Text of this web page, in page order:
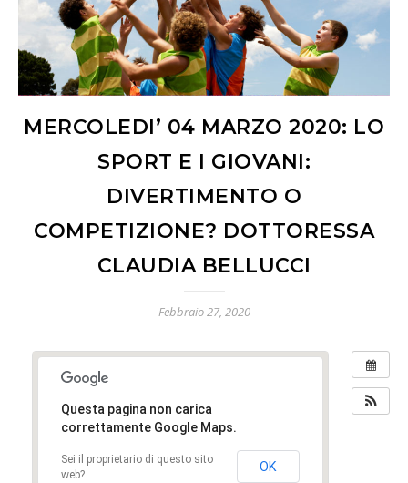
MERCOLEDI’ 04 MARZO 2020: LO
SPORT E I GIOVANI:
DIVERTIMENTO O
COMPETIZIONE? DOTTORESSA
CLAUDIA BELLUCCI
Febbraio 27, 2020
Questa pagina non carica
correttamente Google Maps.
Sei il proprietario di questo sito
web?
OK